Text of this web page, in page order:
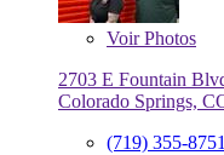
VoirPhotos
2703 E Fountain
Colorado Springs,
(719) 355-8751